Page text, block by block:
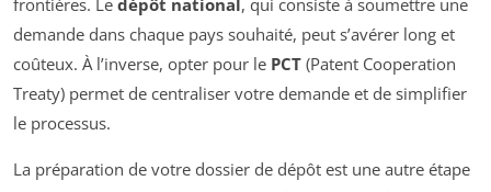
frontières. Le dépôt national, qui consiste à soumettre une
demande dans chaque pays souhaité, peut s’avérer long et
coûteux. À l’inverse, opter pour le PCT (Patent Cooperation
Treaty) permet de centraliser votre demande et de simplifier
le processus.
La préparation de votre dossier de dépôt est une autre étape